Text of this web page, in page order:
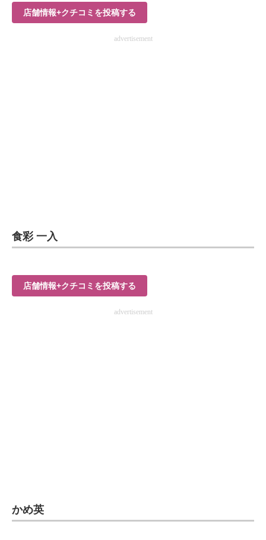
製造業のIT導入・活用を支援
店舗情報+クチコミを投稿する
advertisement
食彩 一入
店舗情報+クチコミを投稿する
advertisement
かめ英